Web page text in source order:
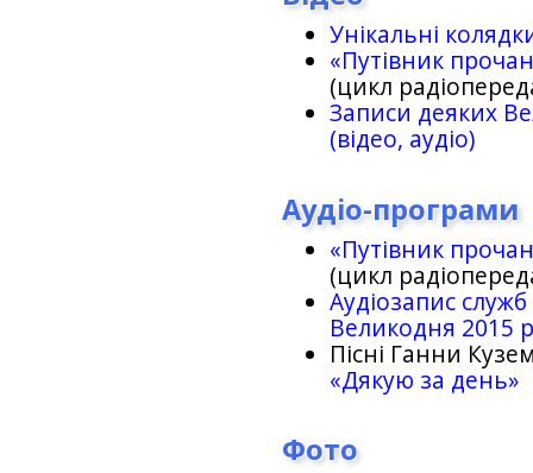
Унікальні
«Путівник
(цикл
Записи деяких
(відео, аудіо)
Аудіо-програми
«Путівник
(цикл
Аудіозапис
Великодня 2015
Пісні Ганни
«Дякую за день»
Фото